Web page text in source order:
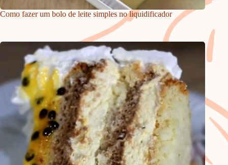
Como fazer um bolo de leite simples no liquidificador